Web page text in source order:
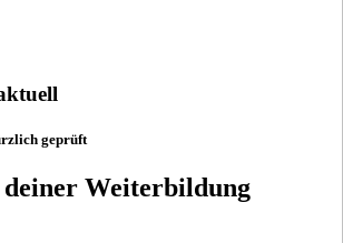
geprüft
Weiterbildung